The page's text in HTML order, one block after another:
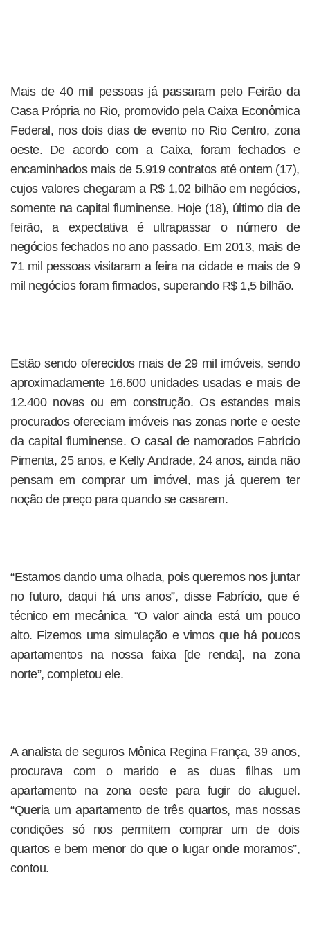
Mais de 40 mil pessoas já passaram pelo Feirão da
Casa Própria no Rio, promovido pela Caixa Econômica
Federal, nos dois dias de evento no Rio Centro, zona
oeste. De acordo com a Caixa, foram fechados e
encaminhados mais de 5.919 contratos até ontem (17),
cujos valores chegaram a R$ 1,02 bilhão em negócios,
somente na capital fluminense. Hoje (18), último dia de
feirão, a expectativa é ultrapassar o número de
negócios fechados no ano passado. Em 2013, mais de
71 mil pessoas visitaram a feira na cidade e mais de 9
mil negócios foram firmados, superando R$ 1,5 bilhão.
Estão sendo oferecidos mais de 29 mil imóveis, sendo
aproximadamente 16.600 unidades usadas e mais de
12.400 novas ou em construção. Os estandes mais
procurados ofereciam imóveis nas zonas norte e oeste
da capital fluminense. O casal de namorados Fabrício
Pimenta, 25 anos, e Kelly Andrade, 24 anos, ainda não
pensam em comprar um imóvel, mas já querem ter
noção de preço para quando se casarem.
“Estamos dando uma olhada, pois queremos nos juntar
no futuro, daqui há uns anos”, disse Fabrício, que é
técnico em mecânica. “O valor ainda está um pouco
alto. Fizemos uma simulação e vimos que há poucos
apartamentos na nossa faixa [de renda], na zona
norte”, completou ele.
A analista de seguros Mônica Regina França, 39 anos,
procurava com o marido e as duas filhas um
apartamento na zona oeste para fugir do aluguel.
“Queria um apartamento de três quartos, mas nossas
condições só nos permitem comprar um de dois
quartos e bem menor do que o lugar onde moramos”,
contou.